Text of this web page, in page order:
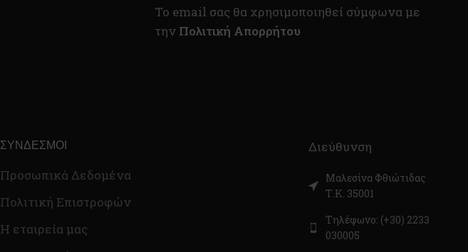
To email σας θα χρησιμοποιηθεί σύμφωνα με
την Πολιτική Απορρήτου
ΣΎΝΔΕΣΜΟΙ
Προσωπικά Δεδομένα
Πολιτική Επιστροφών
Η εταιρεία μας
Διεύθυνση
Μαλεσίνα Φθιώτιδας
Τ.Κ. 35001
Τηλέφωνο: (+30) 2233
030005